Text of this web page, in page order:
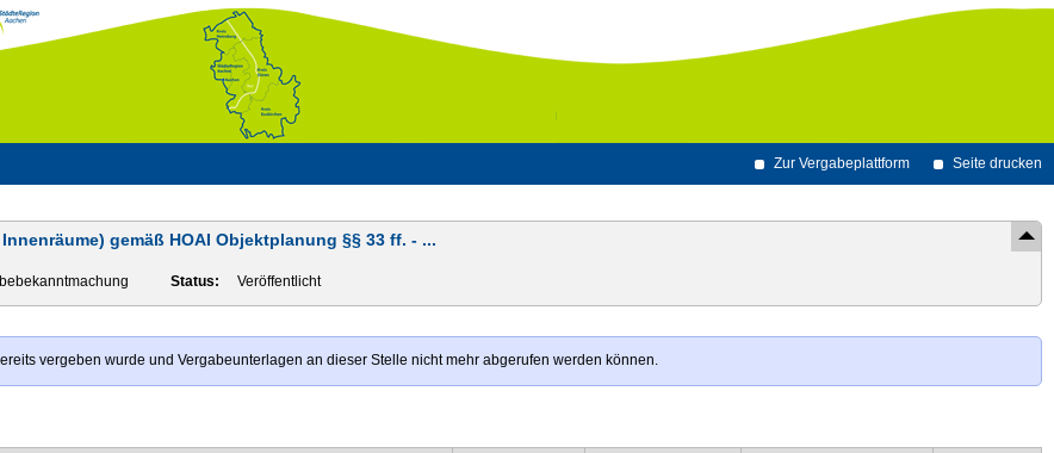
Zur Vergabeplattform Seite drucken
gemäß HOAI Objektplanung §§ 33 ff. - ...
Status: Veröffentlicht
vergeben wurde und Vergabeunterlagen an dieser Stelle nicht mehr abgerufen werden können.